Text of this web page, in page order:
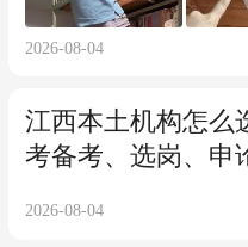
2026-08-04
江西本土机构怎么
考备考、选岗、申
2026-08-04